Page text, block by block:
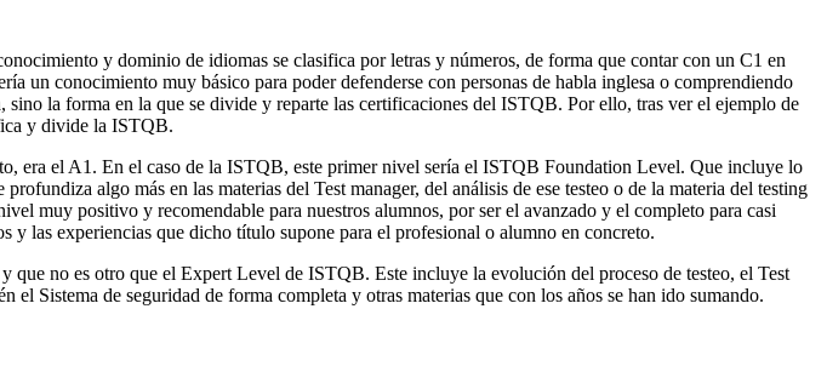
y dominio de idiomas se clasifica por letras y números, de forma que contar con un C1 en
un conocimiento muy básico para poder defenderse con personas de habla inglesa o comprendiendo
la forma en la que se divide y reparte las certificaciones del ISTQB. Por ello, tras ver el ejemplo de
y divide la ISTQB.
era el A1. En el caso de la ISTQB, este primer nivel sería el ISTQB Foundation Level. Que incluye lo
algo más en las materias del Test manager, del análisis de ese testeo o de la materia del testing
muy positivo y recomendable para nuestros alumnos, por ser el avanzado y el completo para casi
las experiencias que dicho título supone para el profesional o alumno en concreto.
no es otro que el Expert Level de ISTQB. Este incluye la evolución del proceso de testeo, el Test
Sistema de seguridad de forma completa y otras materias que con los años se han ido sumando.